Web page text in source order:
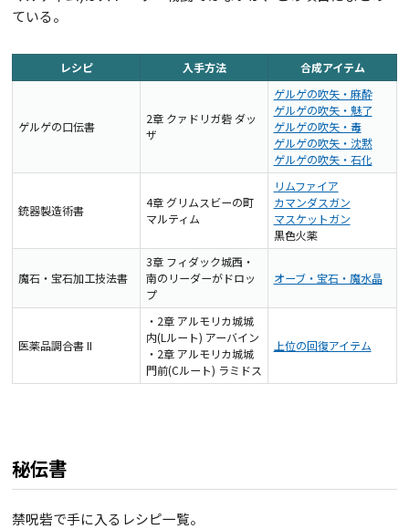
ている。
レシピ 入手方法 合成アイテム
ゲルゲの口伝書
2章 クァドリガ砦 ダッ
ザ
ゲルゲの吹矢・麻酔
ゲルゲの吹矢・魅了
ゲルゲの吹矢・毒
ゲルゲの吹矢・沈黙
ゲルゲの吹矢・石化
銃器製造術書
4章 グリムスビーの町
マルティム
リムファイア
カマンダスガン
マスケットガン
黒色火薬
魔石・宝石加工技法書
3章 フィダック城西・
南のリーダーがドロッ
プ
オーブ・宝石・魔水晶
医薬品調合書 II
・2章 アルモリカ城城
内(Lルート) アーバイン
・2章 アルモリカ城城
門前(Cルート) ラミドス
上位の回復アイテム
秘伝書
禁呪砦で手に入るレシピ一覧。